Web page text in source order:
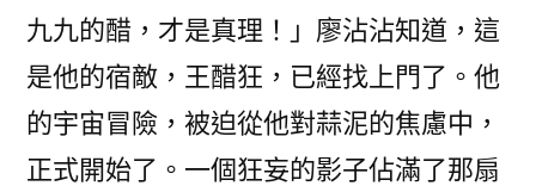
九九的醋，才是真理！」廖沾沾知道，這
是他的宿敵，王醋狂，已經找上門了。他
的宇宙冒險，被迫從他對蒜泥的焦慮中，
正式開始了。一個狂妄的影子佔滿了那扇